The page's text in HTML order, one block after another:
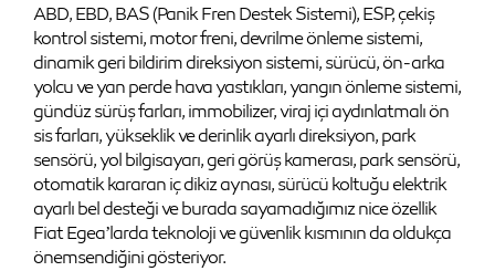
ABD, EBD, BAS (Panik Fren Destek Sistemi), ESP, çekiş
kontrol sistemi, motor freni, devrilme önleme sistemi,
dinamik geri bildirim direksiyon sistemi, sürücü, ön-arka
yolcu ve yan perde hava yastıkları, yangın önleme sistemi,
gündüz sürüş farları, immobilizer, viraj içi aydınlatmalı ön
sis farları, yükseklik ve derinlik ayarlı direksiyon, park
sensörü, yol bilgisayarı, geri görüş kamerası, park sensörü,
otomatik kararan iç dikiz aynası, sürücü koltuğu elektrik
ayarlı bel desteği ve burada sayamadığımız nice özellik
Fiat Egea’larda teknoloji ve güvenlik kısmının da oldukça
önemsendiğini gösteriyor.